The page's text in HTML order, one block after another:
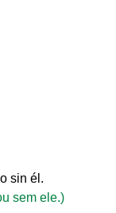
sin él.
sem ele.)